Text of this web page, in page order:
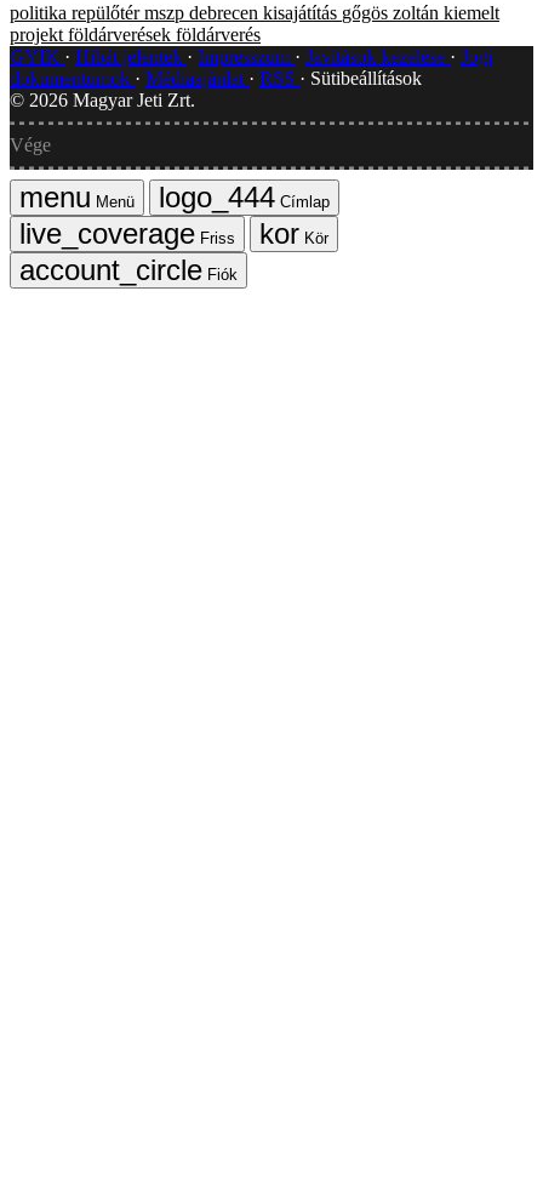
politika repülőtér mszp debrecen kisajátítás gőgös zoltán kiemelt
projekt földárverések földárverés
GYIK
Hibát jelentek Impresszum Javítások kezelése
Jogi
dokumentumok
Médiaajánlat RSS
Sütibeállítások
© 2026 Magyar Jeti Zrt.
Vége
Menü
Címlap
Friss
Kör
Fiók